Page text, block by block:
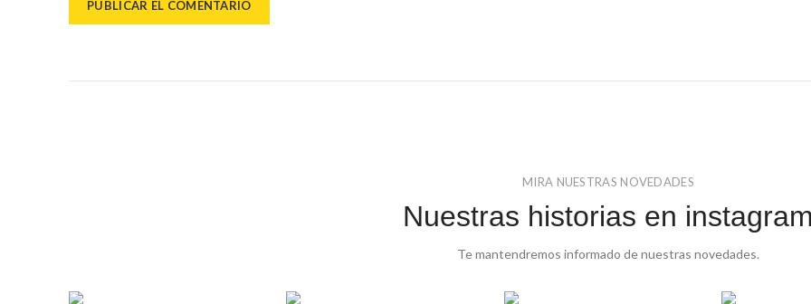
MIRA NUESTRAS NOVEDADES
Nuestras historias en
Te mantendremos informado de nuestras novedades.